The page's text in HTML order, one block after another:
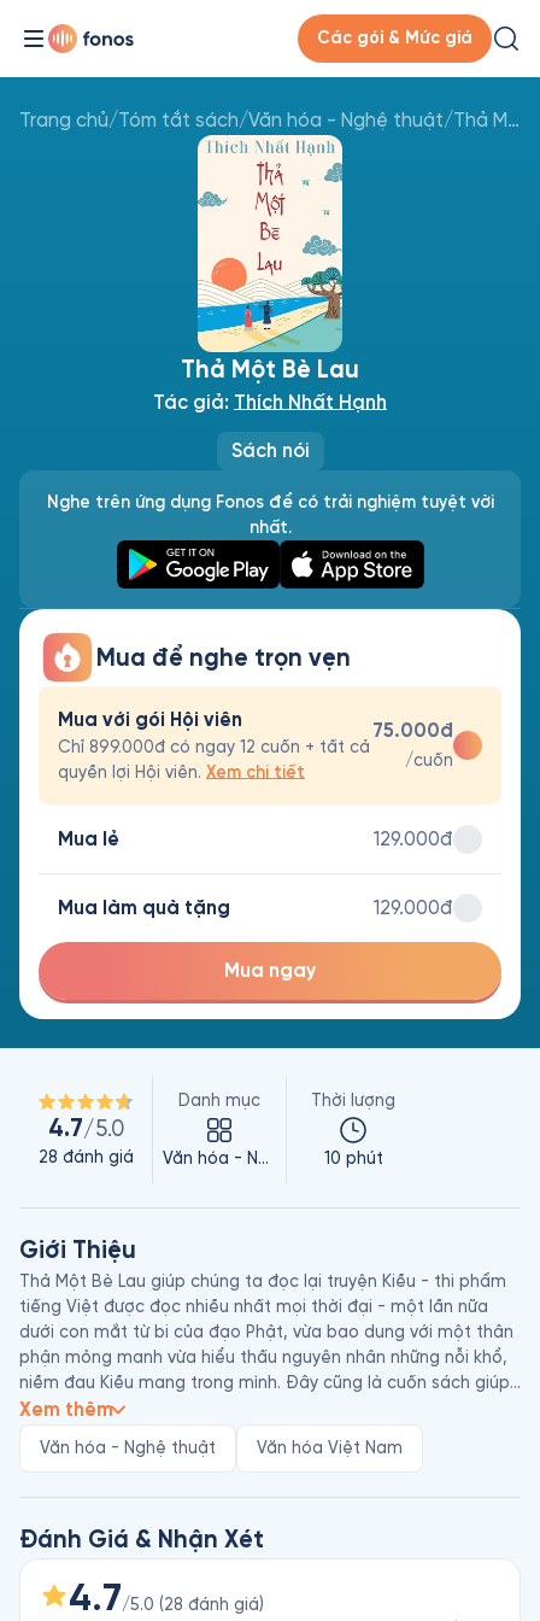
Các gói & Mức giá
Trang chủ/Tóm tắt sách/Văn hóa - Nghệ thuật/ Thả Một Bè Lau
Sách nói
Thả Một Bè Lau
Tác giả: Thích Nhất Hạnh
Nghe trên ứng dụng Fonos để có trải nghiệm tuyệt vời
nhất.
Mua để nghe trọn vẹn
Mua với gói Hội viên
Chỉ 899.000đ có ngay 12 cuốn + tất cả
quyền lợi Hội viên. Xem chi tiết
75.000đ
/cuốn
Mua lẻ 129.000đ
Mua làm quà tặng 129.000đ
Mua ngay
4.7/5.0
28 đánh giá
Danh mục
Văn hóa - Nghệ thuật
Thời lượng
10 phút
Giới Thiệu
Thả Một Bè Lau giúp chúng ta đọc lại truyện Kiều - thi phẩm
tiếng Việt được đọc nhiều nhất mọi thời đại - một lần nữa
dưới con mắt từ bi của đạo Phật, vừa bao dung với một thân
phận mỏng manh vừa hiểu thấu nguyên nhân những nỗi khổ,
niềm đau Kiều mang trong mình. Đây cũng là cuốn sách giúp
mỗi người nhận ra và tự cứu lấy chính mình.
người Việt Nam, kiêm giảng viên, nhà văn, nhà thơ, nhà khảo
mâu thuẫn, ông cũng được nhà hoạt động nhân quyền, mục
sư Martin Luther King đề cử giải Nobel Hòa bình năm 1967.
Là một trong những người tiên phong trong công cuộc hiện
đại hóa Phật giáo và truyền bá Phật giáo sang phương Tây,
Xem thêm
Văn hóa - Nghệ thuật Văn hóa Việt Nam
Đánh Giá & Nhận Xét
4.7/5.0 (28 đánh giá)